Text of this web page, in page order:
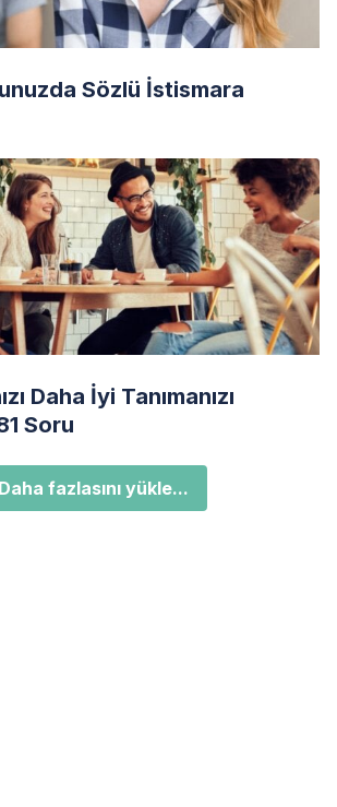
Sözlü İstismara
Daha İyi Tanımanızı
Soru
Daha fazlasını yükle...